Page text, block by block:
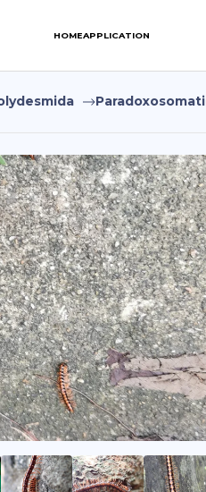
HOMEAPPLICATION